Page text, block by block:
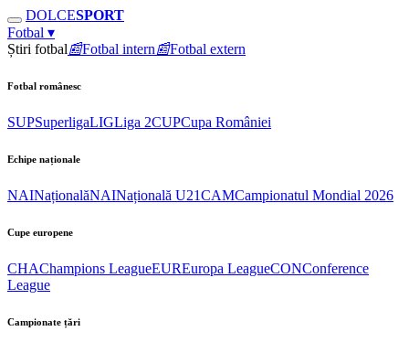
DOLCESPORT
Fotbal ▾
Știri fotbal📰Fotbal intern📰Fotbal extern
Fotbal românesc
SUPSuperligaLIGLiga 2CUPCupa României
Echipe naționale
NAINaționalăNAINațională U21CAMCampionatul Mondial 2026
Cupe europene
CHAChampions LeagueEUREuropa LeagueCONConference
League
Campionate țări